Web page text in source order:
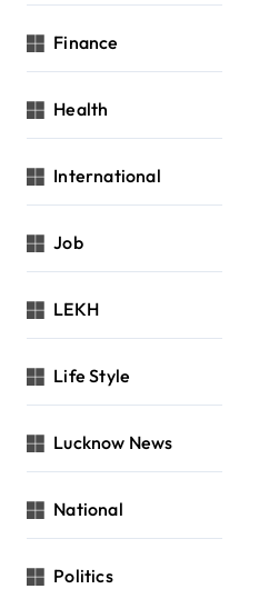
Finance
Health
International
Job
LEKH
Life Style
Lucknow News
National
Politics